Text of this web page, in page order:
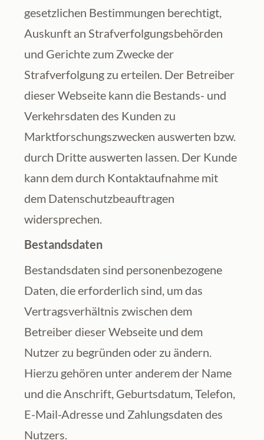
gesetzlichen Bestimmungen berechtigt,
Auskunft an Strafverfolgungsbehörden
und Gerichte zum Zwecke der
Strafverfolgung zu erteilen. Der Betreiber
dieser Webseite kann die Bestands- und
Verkehrsdaten des Kunden zu
Marktforschungszwecken auswerten bzw.
durch Dritte auswerten lassen. Der Kunde
kann dem durch Kontaktaufnahme mit
dem Datenschutzbeauftragen
widersprechen.
Bestandsdaten
Bestandsdaten sind personenbezogene
Daten, die erforderlich sind, um das
Vertragsverhältnis zwischen dem
Betreiber dieser Webseite und dem
Nutzer zu begründen oder zu ändern.
Hierzu gehören unter anderem der Name
und die Anschrift, Geburtsdatum, Telefon,
E-Mail-Adresse und Zahlungsdaten des
Nutzers.